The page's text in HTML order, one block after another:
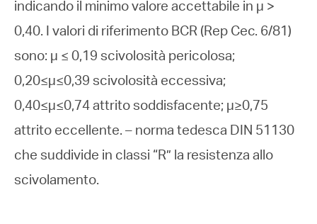
indicando il minimo valore accettabile in µ >
0,40. I valori di riferimento BCR (Rep Cec. 6/81)
sono: µ ≤ 0,19 scivolosità pericolosa;
0,20≤µ≤0,39 scivolosità eccessiva;
0,40≤µ≤0,74 attrito soddisfacente; µ≥0,75
attrito eccellente. – norma tedesca DIN 51130
che suddivide in classi “R” la resistenza allo
scivolamento.